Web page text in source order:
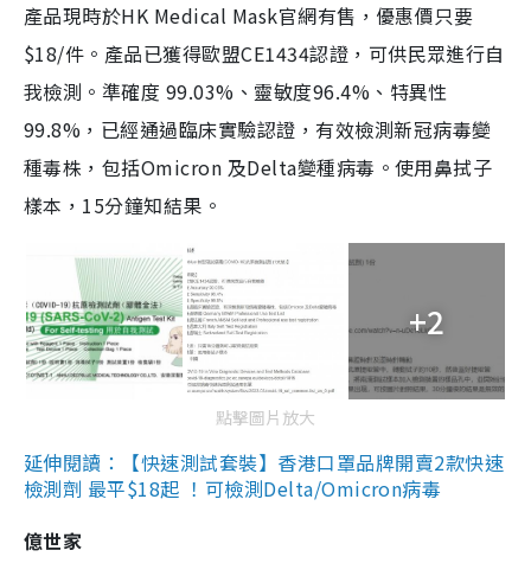
產品現時於HK Medical Mask官網有售，優惠價只要
$18/件。產品已獲得歐盟CE1434認證，可供民眾進行自
我檢測。準確度 99.03%、靈敏度96.4%、特異性
99.8%，已經通過臨床實驗認證，有效檢測新冠病毒變
種毒株，包括Omicron 及Delta變種病毒。使用鼻拭子
樣本，15分鐘知結果。
+2
點擊圖片放大
延伸閱讀：【快速測試套裝】香港口罩品牌開賣2款快速
檢測劑 最平$18起 ！可檢測Delta/Omicron病毒
億世家